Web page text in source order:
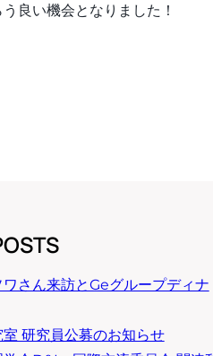
良い機会となりました！
ワさん来訪とGeグループディナ
研究員公募のお知らせ